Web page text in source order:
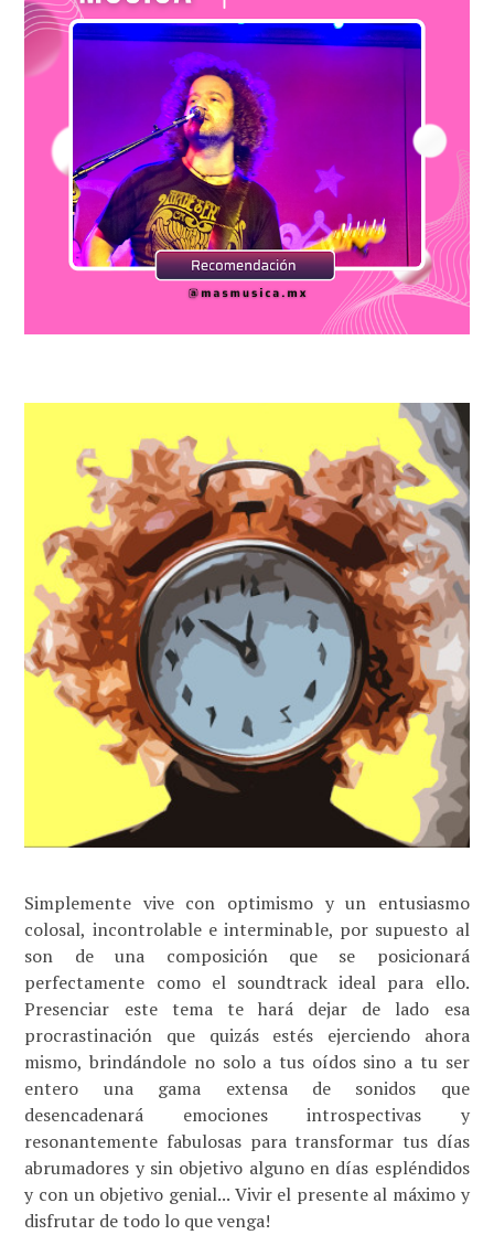
Simplemente vive con optimismo y un entusiasmo
colosal, incontrolable e interminable, por supuesto al
son de una composición que se posicionará
perfectamente como el soundtrack ideal para ello.
Presenciar este tema te hará dejar de lado esa
procrastinación que quizás estés ejerciendo ahora
mismo, brindándole no solo a tus oídos sino a tu ser
entero una gama extensa de sonidos que
desencadenará emociones introspectivas y
resonantemente fabulosas para transformar tus días
abrumadores y sin objetivo alguno en días espléndidos
y con un objetivo genial... Vivir el presente al máximo y
disfrutar de todo lo que venga!